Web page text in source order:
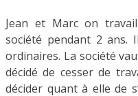
Jean et Marc on
société pendant 2 ans.
ordinaires. La société
décidé de cesser de
décider quant à elle de